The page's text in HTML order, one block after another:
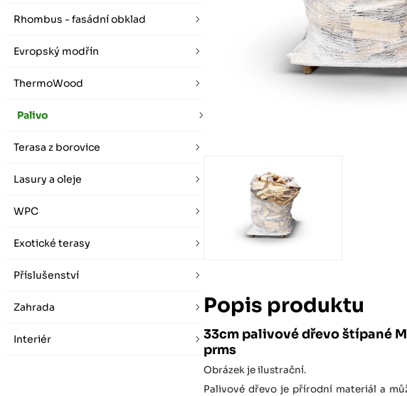
Popis produktu
33cm palivové dřevo štípané
prms
Obrázek je ilustrační.
Palivové dřevo je přírodní materiál a
Rhombus - fasádní obklad
Evropský modřín
ThermoWood
Palivo
Terasa z borovice
Lasury a oleje
WPC
Exotické terasy
Příslušenství
Zahrada
Interiér
Zimní otevírací doba (listopad - únor)